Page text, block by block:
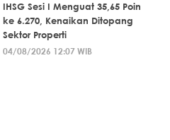
IHSG Sesi I Menguat 35,65 Poin
ke 6.270, Kenaikan Ditopang
Sektor Properti
04/08/2026 12:07 WIB